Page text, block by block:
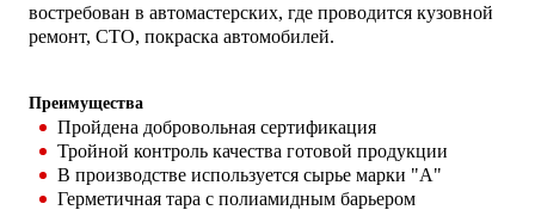
востребован в автомастерских, где проводится кузовной
ремонт, СТО, покраска автомобилей.
Преимущества
Пройдена добровольная сертификация
Тройной контроль качества готовой продукции
В производстве используется сырье марки "А"
Герметичная тара с полиамидным барьером